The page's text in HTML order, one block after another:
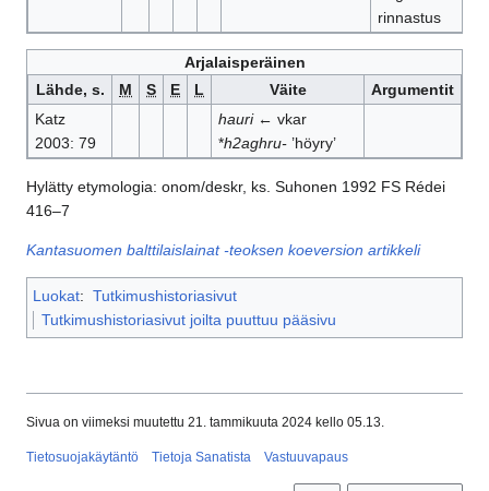
rinnastus
Arjalaisperäinen
Lähde, s.
M S E L Väite
Argumentit
Katz
2003: 79
hauri← vkar
*h2aghru-’höyry’
Hylätty etymologia: onom/deskr, ks. Suhonen 1992 FS Rédei
416–7
Kantasuomen balttilaislainat -teoksen koeversion artikkeli
Luokat: Tutkimushistoriasivut
Tutkimushistoriasivut joilta puuttuu pääsivu
Sivua on viimeksi muutettu 21. tammikuuta 2024 kello 05.13.
Tietosuojakäytäntö Tietoja Sanatista Vastuuvapaus